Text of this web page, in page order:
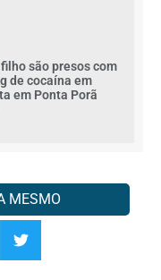
são presos com
de cocaína em
em Ponta Porã
MESMO